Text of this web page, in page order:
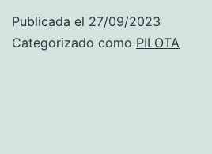
Verger y
Ondara
Publicada el 27/09/2023
Categorizado como PILOTA